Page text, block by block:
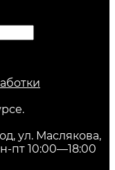
ул. Маслякова,
пт 10:00—18:00